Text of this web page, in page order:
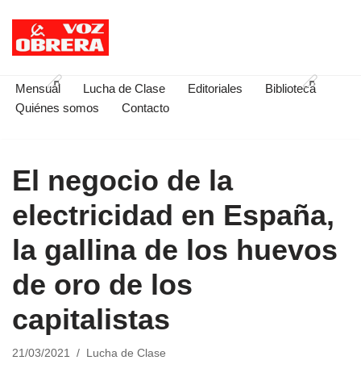
Saltar
contenido
Mensual Lucha de Clase Editoriales
Biblioteca
Quiénes somos
Contacto
El negocio de la
electricidad en España,
la gallina de los huevos
de oro de los
capitalistas
21/03/2021 Lucha de Clase